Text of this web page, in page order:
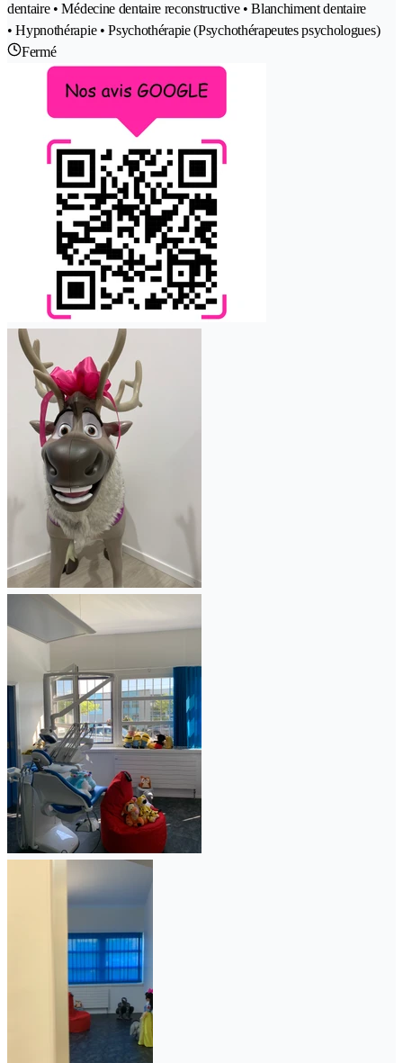
dentaire • Médecine dentaire reconstructive • Blanchiment dentaire
• Hypnothérapie • Psychothérapie (Psychothérapeutes psychologues)
Fermé